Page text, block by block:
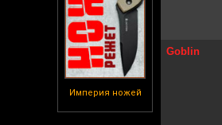
Империя ножей
Goblin